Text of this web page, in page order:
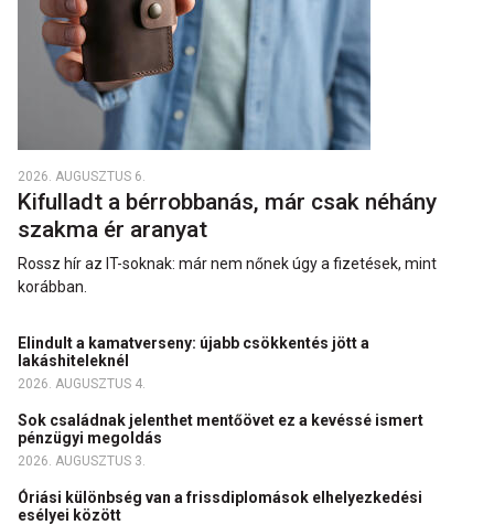
2026. AUGUSZTUS 6.
Kifulladt a bérrobbanás, már csak néhány
szakma ér aranyat
Rossz hír az IT-soknak: már nem nőnek úgy a fizetések, mint
korábban.
Elindult a kamatverseny: újabb csökkentés jött a
lakáshiteleknél
2026. AUGUSZTUS 4.
Sok családnak jelenthet mentőövet ez a kevéssé ismert
pénzügyi megoldás
2026. AUGUSZTUS 3.
Óriási különbség van a frissdiplomások elhelyezkedési
esélyei között